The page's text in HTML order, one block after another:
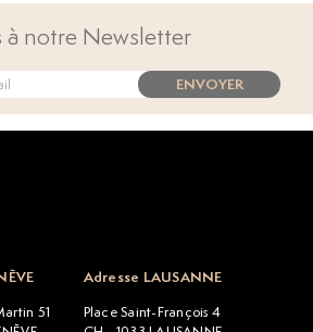
à notre Newsletter
ENVOYER
51
Adresse LAUSANNE
Place Saint-François 4